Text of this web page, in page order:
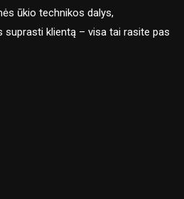
ūkio technikos dalys,
suprasti klientą – visa tai rasite pas